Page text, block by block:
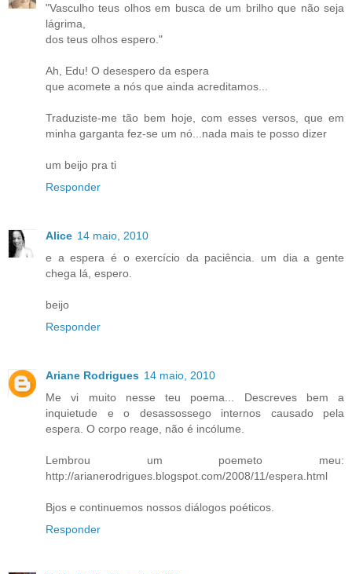
"Vasculho teus olhos em busca de um brilho que não seja
lágrima,
dos teus olhos espero."
Ah, Edu! O desespero da espera
que acomete a nós que ainda acreditamos...
Traduziste-me tão bem hoje, com esses versos, que em
minha garganta fez-se um nó...nada mais te posso dizer
um beijo pra ti
Responder
Alice 14 maio, 2010
e a espera é o exercício da paciência. um dia a gente
chega lá, espero.
beijo
Responder
Ariane Rodrigues 14 maio, 2010
Me vi muito nesse teu poema... Descreves bem a
inquietude e o desassossego internos causado pela
espera. O corpo reage, não é incólume.
Lembrou um poemeto meu:
http://arianerodrigues.blogspot.com/2008/11/espera.html
Bjos e continuemos nossos diálogos poéticos.
Responder